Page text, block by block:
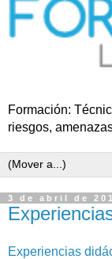
Formación:
riesgos,
3 de abril de
Experiencias